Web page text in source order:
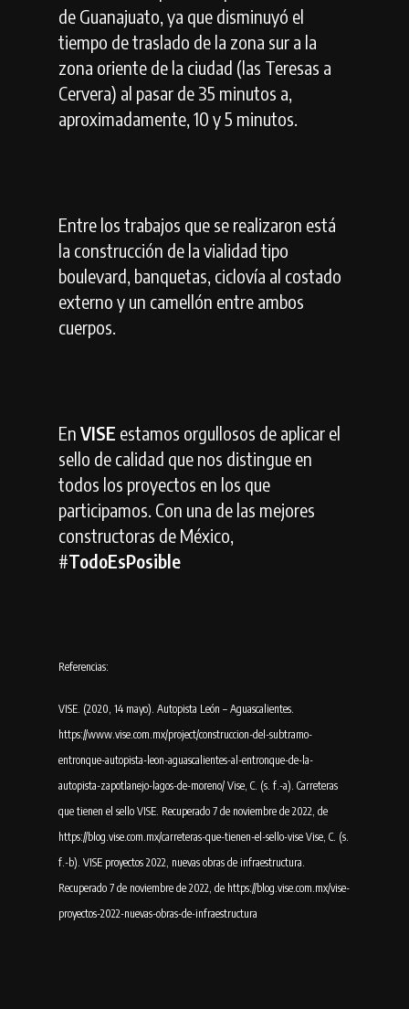
de Guanajuato, ya que disminuyó el
tiempo de traslado de la zona sur a la
zona oriente de la ciudad (las Teresas a
Cervera) al pasar de 35 minutos a,
aproximadamente, 10 y 5 minutos.
Entre los trabajos que se realizaron está
la construcción de la vialidad tipo
boulevard, banquetas, ciclovía al costado
externo y un camellón entre ambos
cuerpos.
En VISE estamos orgullosos de aplicar el
sello de calidad que nos distingue en
todos los proyectos en los que
participamos. Con una de las mejores
constructoras de México,
#TodoEsPosible
Referencias:
VISE. (2020, 14 mayo). Autopista León – Aguascalientes.
https://www.vise.com.mx/project/construccion-del-subtramo-
entronque-autopista-leon-aguascalientes-al-entronque-de-la-
autopista-zapotlanejo-lagos-de-moreno/ Vise, C. (s. f.-a). Carreteras
que tienen el sello VISE. Recuperado 7 de noviembre de 2022, de
https://blog.vise.com.mx/carreteras-que-tienen-el-sello-vise Vise, C. (s.
f.-b). VISE proyectos 2022, nuevas obras de infraestructura.
Recuperado 7 de noviembre de 2022, de https://blog.vise.com.mx/vise-
proyectos-2022-nuevas-obras-de-infraestructura